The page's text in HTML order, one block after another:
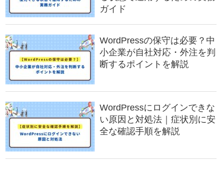
ガイド
WordPressの保守は必要？中
小企業が自社対応・外注を判
断するポイントを解説
WordPressにログインできな
い原因と対処法｜症状別に安
全な確認手順を解説